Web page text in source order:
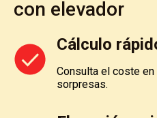
con elevador
Cálculo
Consulta el coste
sorpresas.